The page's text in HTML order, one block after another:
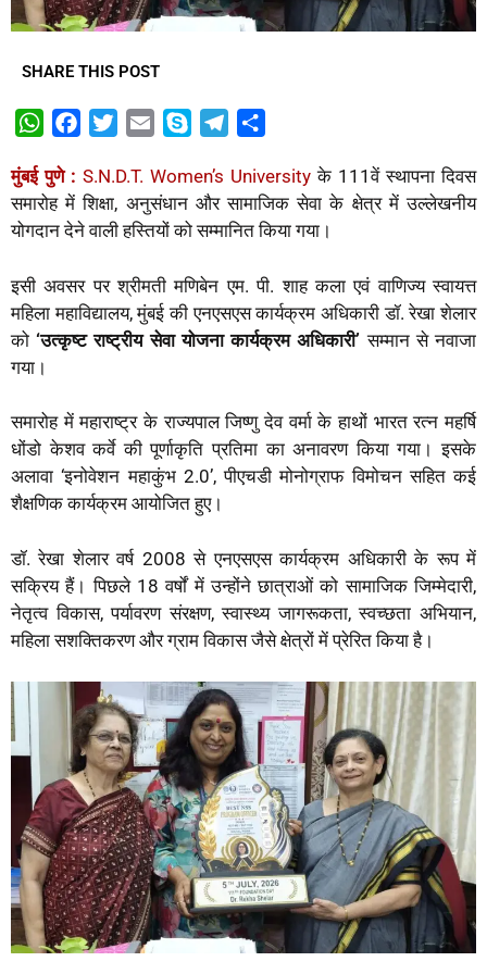
SHARE THIS POST
W
a
t
s
p
p
c
e
b
o
k
i
r
a
i
l
y
p
e
l
e
g
a
m
a
r
e
मुंबई पुणे : S.N.D.T. Women’s University के 111वें स्थापना दिवस
समारोह में शिक्षा, अनुसंधान और सामाजिक सेवा के क्षेत्र में उल्लेखनीय
योगदान देने वाली हस्तियों को सम्मानित किया गया।
इसी अवसर पर श्रीमती मणिबेन एम. पी. शाह कला एवं वाणिज्य स्वायत्त
महिला महाविद्यालय, मुंबई की एनएसएस कार्यक्रम अधिकारी डॉ. रेखा शेलार
को‘उत्कृष्ट राष्ट्रीय सेवा योजना कार्यक्रम अधिकारी’ सम्मान से नवाजा
गया।
समारोह में महाराष्ट्र के राज्यपाल जिष्णु देव वर्मा के हाथों भारत रत्न महर्षि
धोंडो केशव कर्वे की पूर्णाकृति प्रतिमा का अनावरण किया गया। इसके
अलावा ‘इनोवेशन महाकुंभ 2.0’, पीएचडी मोनोग्राफ विमोचन सहित कई
शैक्षणिक कार्यक्रम आयोजित हुए।
डॉ. रेखा शेलार वर्ष 2008 से एनएसएस कार्यक्रम अधिकारी के रूप में
सक्रिय हैं। पिछले 18 वर्षों में उन्होंने छात्राओं को सामाजिक जिम्मेदारी,
नेतृत्व विकास, पर्यावरण संरक्षण, स्वास्थ्य जागरूकता, स्वच्छता अभियान,
महिला सशक्तिकरण और ग्राम विकास जैसे क्षेत्रों में प्रेरित किया है।